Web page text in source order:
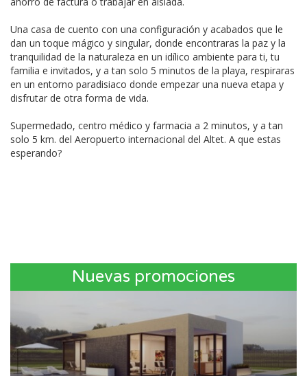
Una casa de cuento con una configuración y acabados que le
dan un toque mágico y singular, donde encontraras la paz y la
tranquilidad de la naturaleza en un idílico ambiente para ti, tu
familia e invitados, y a tan solo 5 minutos de la playa, respiraras
en un entorno paradisiaco donde empezar una nueva etapa y
disfrutar de otra forma de vida.
Supermedado, centro médico y farmacia a 2 minutos, y a tan
solo 5 km. del Aeropuerto internacional del Altet. A que estas
esperando?
Nuevas promociones